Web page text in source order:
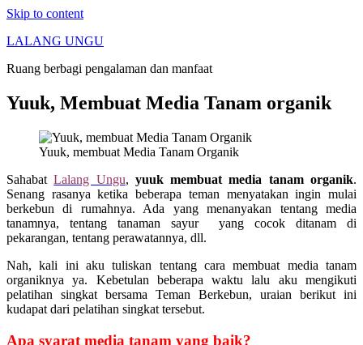
Skip to content
LALANG UNGU
Ruang berbagi pengalaman dan manfaat
Yuuk, Membuat Media Tanam organik
Yuuk, membuat Media Tanam Organik
SahabatLalang Ungu, yuuk membuat media tanam organik.
Senang rasanya ketika beberapa teman menyatakan ingin mulai
berkebun di rumahnya. Ada yang menanyakan tentang media
tanamnya, tentang tanaman sayur yang cocok ditanam di
pekarangan, tentang perawatannya, dll.
Nah, kali ini aku tuliskan tentang cara membuat media tanam
organiknya ya. Kebetulan beberapa waktu lalu aku mengikuti
pelatihan singkat bersama Teman Berkebun, uraian berikut ini
kudapat dari pelatihan singkat tersebut.
Apa syarat media tanam yang baik?